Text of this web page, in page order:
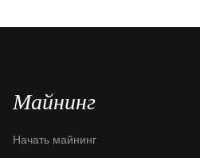
Майнинг
Начать майнинг